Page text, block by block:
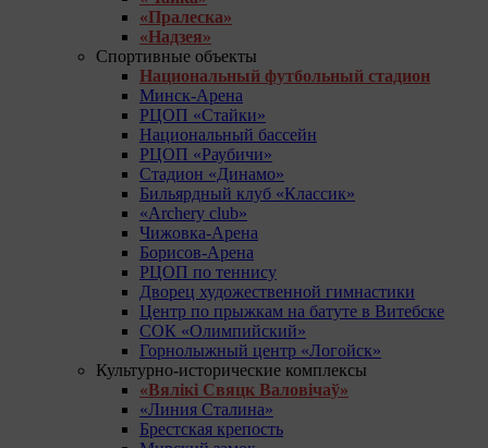
«Пралеска»
«Надзея»
Спортивные объекты
Национальный футбольный стадион
Минск-Арена
РЦОП «Стайки»
Национальный бассейн
РЦОП «Раубичи»
Стадион «Динамо»
Бильярдный клуб «Классик»
«Archery club»
Чижовка-Арена
Борисов-Арена
РЦОП по теннису
Дворец художественной гимнастики
Центр по прыжкам на батуте в Витебске
СОК «Олимпийский»
Горнолыжный центр «Логойск»
Культурно-исторические комплексы
«Вялікі Свяцк Валовічаў»
«Линия Сталина»
Брестская крепость